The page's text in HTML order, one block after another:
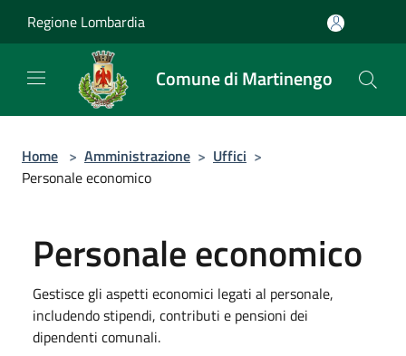
Regione Lombardia
Comune di Martinengo
Home > Amministrazione > Uffici >
Personale economico
Personale economico
Gestisce gli aspetti economici legati al personale,
includendo stipendi, contributi e pensioni dei
dipendenti comunali.